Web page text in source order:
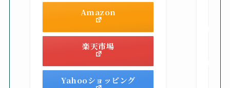
Amazon
楽天市場
Yahooショッピング